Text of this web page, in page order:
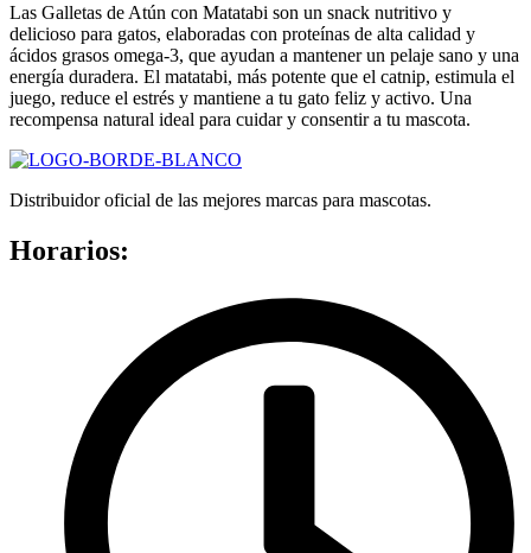
Las Galletas de Atún con Matatabi son un snack nutritivo y
delicioso para gatos, elaboradas con proteínas de alta calidad y
ácidos grasos omega-3, que ayudan a mantener un pelaje sano y una
energía duradera. El matatabi, más potente que el catnip, estimula el
juego, reduce el estrés y mantiene a tu gato feliz y activo. Una
recompensa natural ideal para cuidar y consentir a tu mascota.
Distribuidor oficial de las mejores marcas para mascotas.
Horarios: